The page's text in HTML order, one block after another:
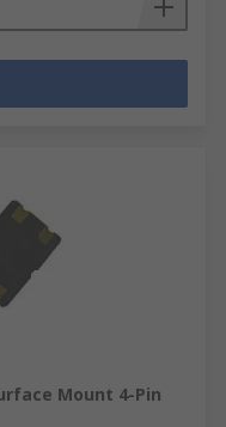
Mount 4-Pin